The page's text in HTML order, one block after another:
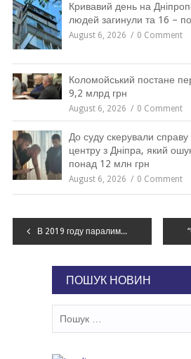
Кривавий день на
людей загинули та 16 –
August 6, 2026 0 Comment
Коломойський постане
9,2 млрд грн
August 6, 2026 0 Comment
До суду скерували
центру з Дніпра, який
понад 12 млн грн
August 6, 2026 0 Comment
Навігація
В 2019 году паралимпийцы Днепропетровщины завоевали более 100 медалей на чемпионатах мира и Европы
ПОШУК НОВИН